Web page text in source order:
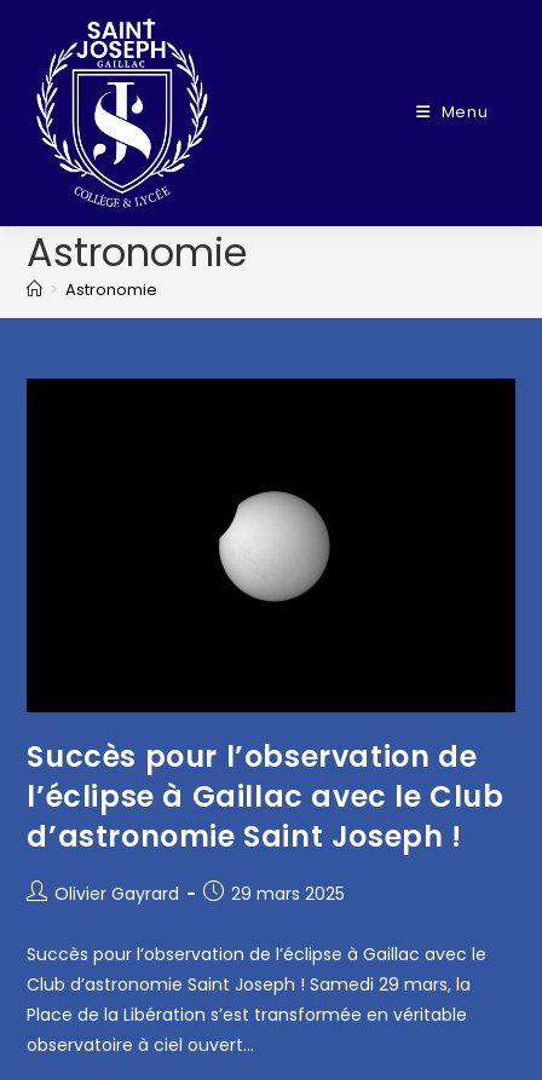
Menu
Astronomie
> Astronomie
Succès pour l’observation de
l’éclipse à Gaillac avec le Club
d’astronomie Saint Joseph !
Olivier Gayrard 29 mars 2025
Succès pour l’observation de l’éclipse à Gaillac avec le
Club d’astronomie Saint Joseph ! Samedi 29 mars, la
Place de la Libération s’est transformée en véritable
observatoire à ciel ouvert…